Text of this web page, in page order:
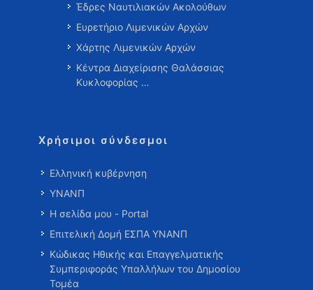
Έδρες Ναυτιλιακών Ακολούθων
Ευρετήριο Λιμενικών Αρχών
Χάρτης Λιμενικών Αρχών
Κέντρα Διαχείρισης Θαλάσσιας
Κυκλοφορίας …
Χρήσιμοι σύνδεσμοι
Ελληνική κυβέρνηση
ΥΝΑΝΠ
Η σελίδα μου - Portal
Επιτελική Δομή ΕΣΠΑ ΥΝΑΝΠ
Κώδικας Ηθικής και Επαγγελματικής
Συμπεριφοράς Υπαλλήλων του Δημοσίου
Τομέα